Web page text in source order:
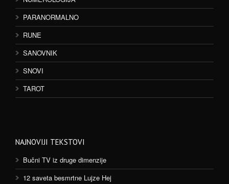
PARANORMALNO
RUNE
SANOVNIK
SNOVI
TAROT
NAJNOVIJI TEKSTOVI
Bučni TV iz druge dimenzije
12 saveta besmrtne Lujze Hej